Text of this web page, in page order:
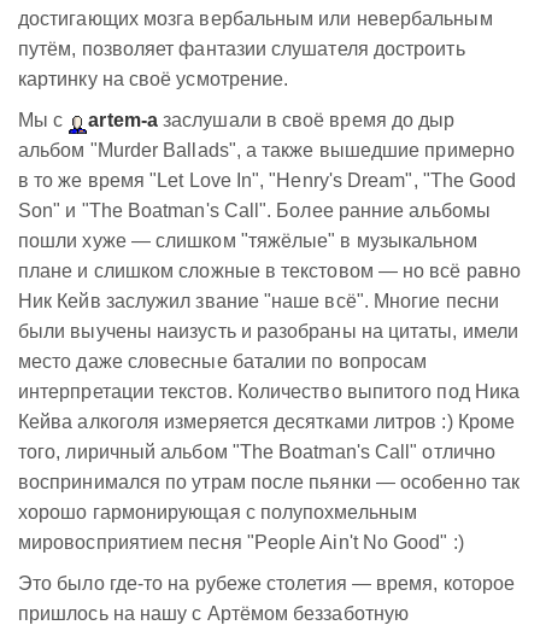
достигающих мозга вербальным или невербальным
путём, позволяет фантазии слушателя достроить
картинку на своё усмотрение.
Мы с
artem-aзаслушали в своё время до дыр
альбом "Murder Ballads", а также вышедшие примерно
в то же время "Let Love In", "Henry's Dream", "The Good
Son" и "The Boatman's Call". Более ранние альбомы
пошли хуже — слишком "тяжёлые" в музыкальном
плане и слишком сложные в текстовом — но всё равно
Ник Кейв заслужил звание "наше всё". Многие песни
были выучены наизусть и разобраны на цитаты, имели
место даже словесные баталии по вопросам
интерпретации текстов. Количество выпитого под Ника
Кейва алкоголя измеряется десятками литров :) Кроме
того, лиричный альбом "The Boatman's Call" отлично
воспринимался по утрам после пьянки — особенно так
хорошо гармонирующая с полупохмельным
мировосприятием песня "People Ain't No Good" :)
Это было где-то на рубеже столетия — время, которое
пришлось на нашу с Артёмом беззаботную